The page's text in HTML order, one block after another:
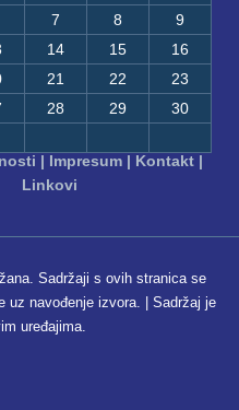
7 8
9
14 15
16
21 22
23
28 29
30
| Impresum | Kontakt |
Linkovi
Sadržaji s ovih stranica se
uz navođenje izvora. | Sadržaj je
uređajima.